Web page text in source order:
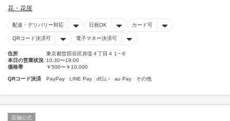
花・花屋
配達・デリバリー対応 日祝OK カード可
QRコード決済可 電子マネー決済可
住所
東京都世田谷区赤堤４丁目４１−６
本日の営業状況 10:30〜19:00
価格帯
￥500〜￥10,000
QRコード決済 PayPay LINE Pay d払い au Pay その他
店舗公式